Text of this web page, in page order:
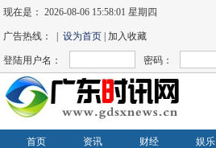
现在是：2026-08-06 15:58:02 星期四
广告热线： |设为首页 | 加入收藏
登陆用户名： 密码：
首页 资讯 财经 娱乐